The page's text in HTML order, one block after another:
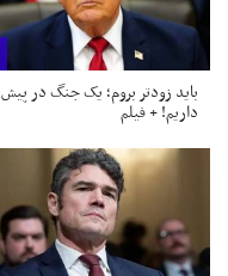
باید زودتر بروم؛ یک جنگ در پیش
داریم! + فیلم